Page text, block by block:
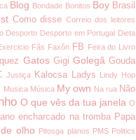
Blog Bondade Bonitos Boy Brasil
Como disse Correio dos leitores
Desporto Desporto em Portugal Dieta
Fãs Faxôn FB Feira do Livro
Gatos Gigi Golegã Gouda
Justiça Kalocsa Ladys Lindy Hop
Musica Música My own Na rua Não
O que vês da tua janela O
encharcado na tromba Papa
olho Pitosga planos PMS Politics